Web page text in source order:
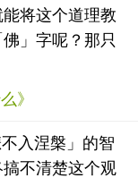
将这个道理教
」字呢？那只
》
入涅槃」的智
不清楚这个观